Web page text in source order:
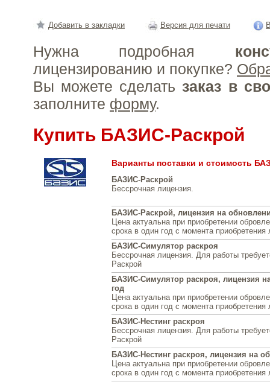
Добавить в закладки Версия для печати
Нужна подробная
лицензированию и покупке?
Вы можете сделать заказ в
заполните форму.
Купить БАЗИС-Раскрой
Варианты поставки и стоимость
БАЗИС-Раскрой
Бессрочная лицензия.
БАЗИС-Раскрой, лицензия на
Цена актуальна при приобретении
срока в один год с момента приобретения
БАЗИС-Симулятор раскроя
Бессрочная лицензия. Для работы
Раскрой
БАЗИС-Симулятор раскроя, лицензия
год
Цена актуальна при приобретении
срока в один год с момента приобретения
БАЗИС-Нестинг раскроя
Бессрочная лицензия. Для работы
Раскрой
БАЗИС-Нестинг раскроя, лицензия на
Цена актуальна при приобретении
срока в один год с момента приобретения